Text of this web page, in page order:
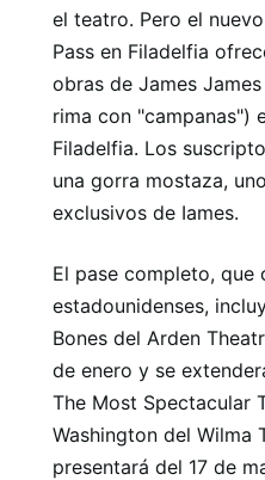
el teatro. Pero el
Pass en Filadelfia
obras de James
rima con "campanas")
Filadelfia. Los
una gorra mostaza,
exclusivos de Iames.
El pase completo, que
estadounidenses,
Bones del Arden
de enero y se
The Most Spectacular
Washington del Wilma
presentará del 17 de